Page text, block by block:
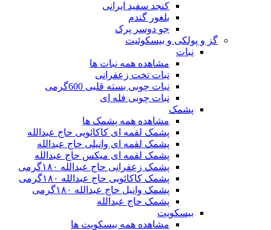
کنجد سفید ایرانی
بلغور گندم
جو دوسر پرک
گز و پولکی و بیسکوئیت
نبات
مشاهده همه نبات ها
نبات تخت زعفرانی
نبات چوبی بسته قلبی 600گرمی
نبات چوبی فله ای
پشمک
مشاهده همه پشمک ها
پشمک لقمه ای کاکائویی حاج عبدالله
پشمک لقمه ای وانیلی حاج عبدالله
پشمک لقمه ای میکس حاج عبدالله
پشمک زعفرانی حاج عبدالله ۱۸۰گرمی
پشمک کاکائویی حاج عبدالله ۱۸۰گرمی
پشمک وانیل حاج عبدالله ۱۸۰گرمی
پشمک حاج عبدالله
بیسکویت
مشاهده همه بیسکویت ها